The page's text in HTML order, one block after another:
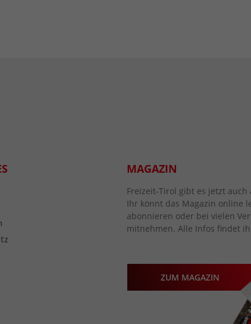
MAGAZIN
Freizeit-Tirol gibt es jetzt auch
Ihr könnt das Magazin online
abonnieren oder bei vielen
mitnehmen. Alle Infos findet
ZUM MAGAZIN